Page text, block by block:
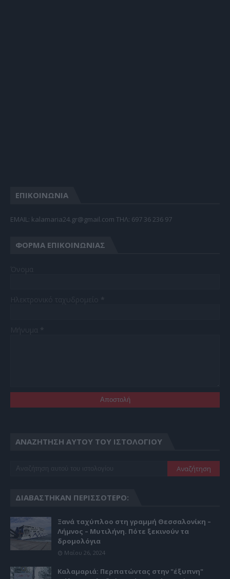
ΕΠΙΚΟΙΝΩΝΙΑ
EMAIL: kalamaria24.gr@gmail.com TΗΛ: 697 36 236 97
ΦΌΡΜΑ ΕΠΙΚΟΙΝΩΝΊΑΣ
ΑΝΑΖΉΤΗΣΗ ΑΥΤΟΎ ΤΟΥ ΙΣΤΟΛΟΓΊΟΥ
ΔΙΑΒΆΣΤΗΚΑΝ ΠΕΡΙΣΣΌΤΕΡΟ:
Ξανά ταχύπλοο στη γραμμή Θεσσαλονίκη –
Λήμνος – Μυτιλήνη. Πότε ξεκινούν τα
δρομολόγια
Μαΐου 26, 2024
Καλαμαριά: Περπατώντας στην "έξυπνη"